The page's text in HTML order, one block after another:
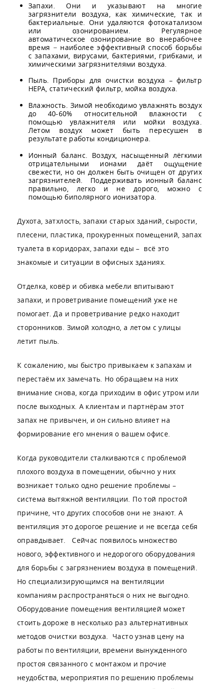
Запахи. Они и указывают на многие
загрязнители воздуха, как химические, так и
бактериальные. Они удаляются фотокатализом
или озонированием. Регулярное
автоматическое озонирование во внерабочее
время − наиболее эффективный способ борьбы
с запахами, вирусами, бактериями, грибками, и
химическими загрязнителями воздуха.
Пыль. Приборы для очистки воздуха – фильтр
НЕРА, статический фильтр, мойка воздуха.
Влажность. Зимой необходимо увлажнять воздух
до 40-60% относительной влажности с
помощью увлажнителя или мойки воздуха.
Летом воздух может быть пересушен в
результате работы кондиционера.
Ионный баланс. Воздух, насыщенный лёгкими
отрицательными ионами даёт ощущение
свежести, но он должен быть очищен от других
загрязнителей. Поддерживать ионный баланс
правильно, легко и не дорого, можно с
помощью биполярного ионизатора.
Духота, затхлость, запахи старых зданий, сырости,
плесени, пластика, прокуренных помещений, запах
туалета в коридорах, запахи еды – всё это
знакомые и ситуации в офисных зданиях.
Отделка, ковёр и обивка мебели впитывают
запахи, и проветривание помещений уже не
помогает. Да и проветривание редко находит
сторонников. Зимой холодно, а летом с улицы
летит пыль.
К сожалению, мы быстро привыкаем к запахам и
перестаём их замечать. Но обращаем на них
внимание снова, когда приходим в офис утром или
после выходных. А клиентам и партнёрам этот
запах не привычен, и он сильно влияет на
формирование его мнения о вашем офисе.
Когда руководители сталкиваются с проблемой
плохого воздуха в помещении, обычно у них
возникает только одно решение проблемы –
система вытяжной вентиляции. По той простой
причине, что других способов они не знают. А
вентиляция это дорогое решение и не всегда себя
оправдывает. Сейчас появилось множество
нового, эффективного и недорогого оборудования
для борьбы с загрязнением воздуха в помещений.
Но специализирующимся на вентиляции
компаниям распространяться о них не выгодно.
Оборудование помещения вентиляцией может
стоить дороже в несколько раз альтернативных
методов очистки воздуха. Часто узнав цену на
работы по вентиляции, времени вынужденного
простоя связанного с монтажом и прочие
неудобства, мероприятия по решению проблемы